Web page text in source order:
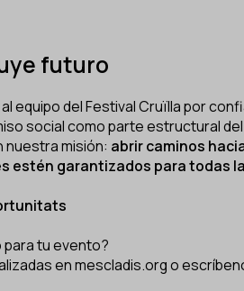
futuro
equipo del Festival Cruïlla por
social como parte estructural
misión: abrir caminos
estén garantizados para todas
tu evento?
enmescladis.orgo